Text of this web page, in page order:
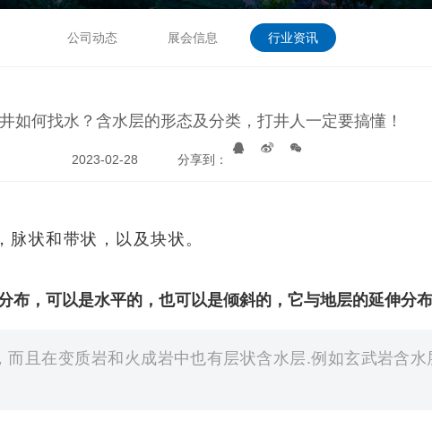
公司动态 展会信息 行业资讯
如何找水？含水层的形态及分类，打井人一定要搞懂！
2023-02-28 分享到：
状和带状，以及块状。
，可以是水平的，也可以是倾斜的，它与地层的延伸分布
且在变质岩和火成岩中也有层状含水层.例如玄武岩含